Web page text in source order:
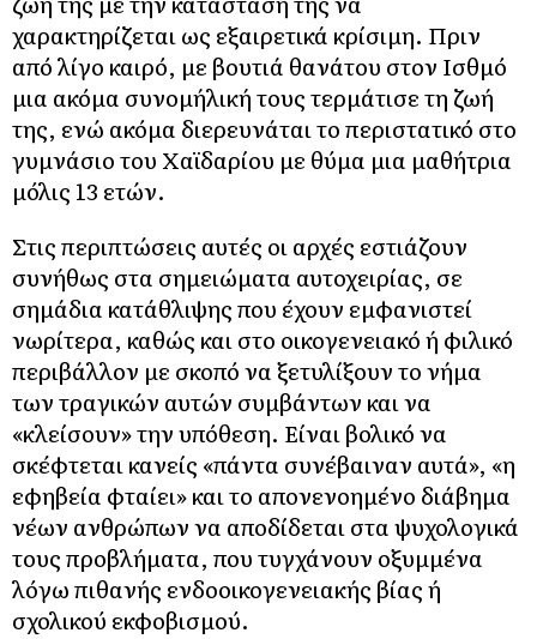
χαρακτηρίζεται ως εξαιρετικά κρίσιμη. Πριν
από λίγο καιρό, με βουτιά θανάτου στον Ισθμό
μια ακόμα συνομήλική τους τερμάτισε τη ζωή
της, ενώ ακόμα διερευνάται το περιστατικό στο
γυμνάσιο του Χαϊδαρίου με θύμα μια μαθήτρια
μόλις 13 ετών.
Στις περιπτώσεις αυτές οι αρχές εστιάζουν
συνήθως στα σημειώματα αυτοχειρίας, σε
σημάδια κατάθλιψης που έχουν εμφανιστεί
νωρίτερα, καθώς και στο οικογενειακό ή φιλικό
περιβάλλον με σκοπό να ξετυλίξουν το νήμα
των τραγικών αυτών συμβάντων και να
«κλείσουν» την υπόθεση. Είναι βολικό να
σκέφτεται κανείς «πάντα συνέβαιναν αυτά», «η
εφηβεία φταίει» και το απονενοημένο διάβημα
νέων ανθρώπων να αποδίδεται στα ψυχολογικά
τους προβλήματα, που τυγχάνουν οξυμμένα
λόγω πιθανής ενδοοικογενειακής βίας ή
σχολικού εκφοβισμού.